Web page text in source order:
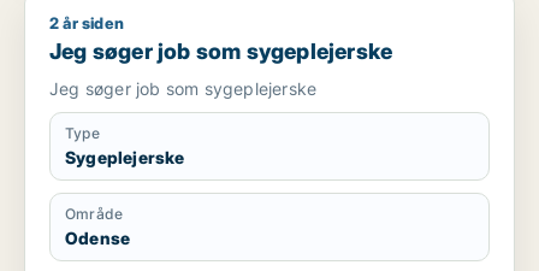
Jeg søger job som sygeplejerske
2 år siden
Jeg søger job som sygeplejerske
Jeg søger job som sygeplejerske
Type
Sygeplejerske
Område
Odense